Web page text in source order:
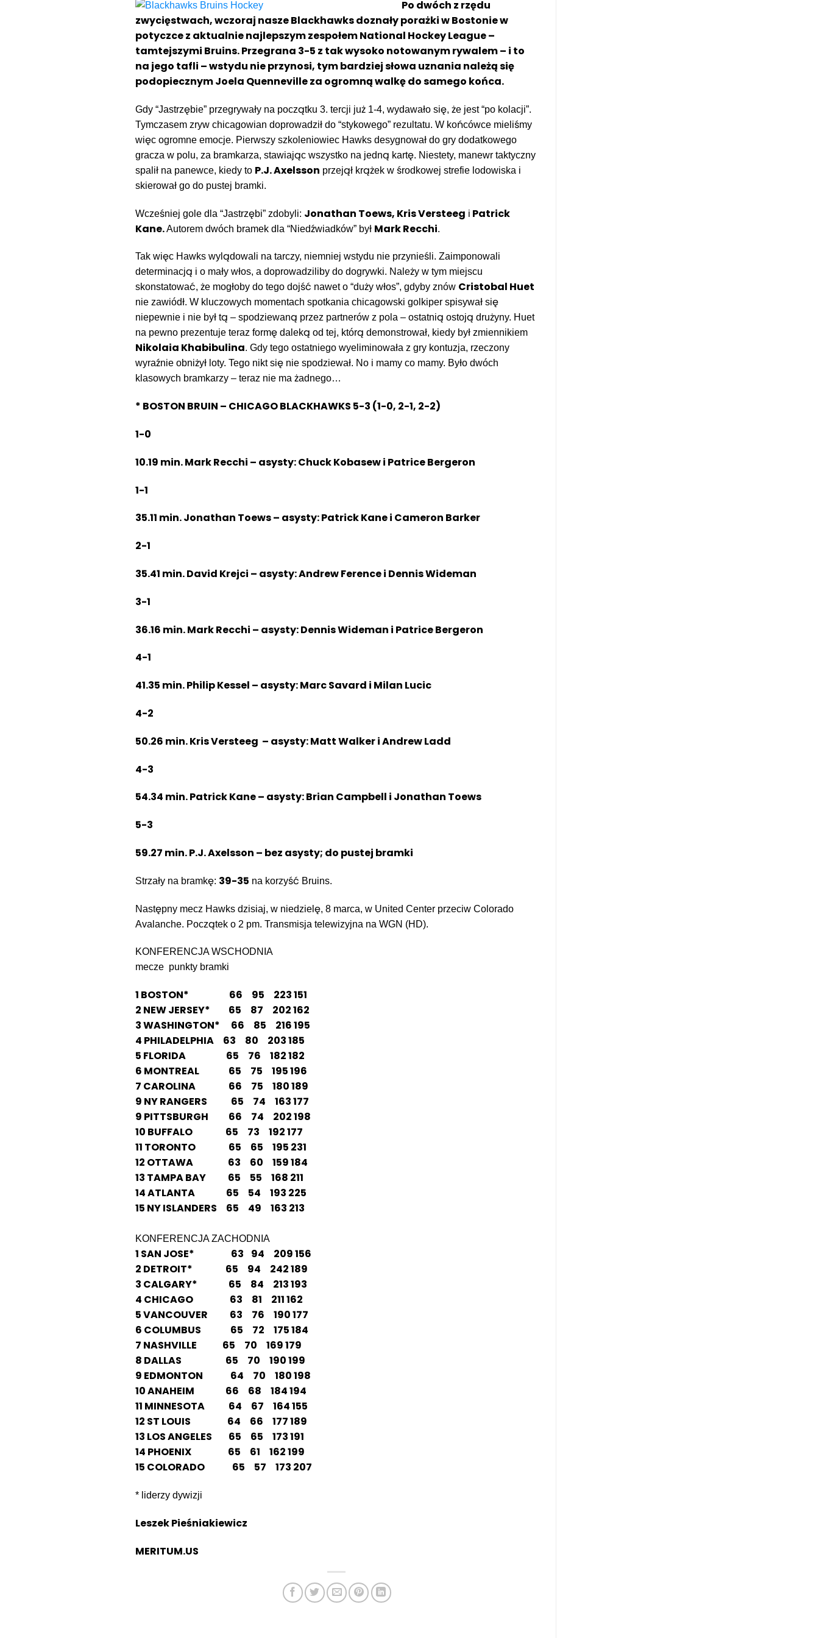
Po dwóch z rzędu
zwycięstwach, wczoraj nasze Blackhawks doznały porażki w Bostonie w
potyczce z aktualnie najlepszym zespołem National Hockey League –
tamtejszymi Bruins. Przegrana 3-5 z tak wysoko notowanym rywalem – i to
na jego tafli – wstydu nie przynosi, tym bardziej słowa uznania należą się
podopiecznym Joela Quenneville za ogromną walkę do samego końca.
Gdy “Jastrzębie” przegrywały na początku 3. tercji już 1-4, wydawało się, że jest “po kolacji”.
Tymczasem zryw chicagowian doprowadził do “stykowego” rezultatu. W końcówce mieliśmy
więc ogromne emocje. Pierwszy szkoleniowiec Hawks desygnował do gry dodatkowego
gracza w polu, za bramkarza, stawiając wszystko na jedną kartę. Niestety, manewr taktyczny
spalił na panewce, kiedy to P.J. Axelsson przejął krążek w środkowej strefie lodowiska i
skierował go do pustej bramki.
Wcześniej gole dla “Jastrzębi” zdobyli: Jonathan Toews, Kris Versteeg i Patrick
Kane.Autorem dwóch bramek dla “Niedźwiadków” był Mark Recchi.
Tak więc Hawks wylądowali na tarczy, niemniej wstydu nie przynieśli. Zaimponowali
determinacją i o mały włos, a doprowadziliby do dogrywki. Należy w tym miejscu
skonstatować, że mogłoby do tego dojść nawet o “duży włos”, gdyby znów Cristobal Huet
nie zawiódł. W kluczowych momentach spotkania chicagowski golkiper spisywał się
niepewnie i nie był tą – spodziewaną przez partnerów z pola – ostatnią ostoją drużyny. Huet
na pewno prezentuje teraz formę daleką od tej, którą demonstrował, kiedy był zmiennikiem
Nikolaia Khabibulina. Gdy tego ostatniego wyeliminowała z gry kontuzja, rzeczony
wyraźnie obniżył loty. Tego nikt się nie spodziewał. No i mamy co mamy. Było dwóch
klasowych bramkarzy – teraz nie ma żadnego…
* BOSTON BRUIN – CHICAGO BLACKHAWKS 5-3 (1-0, 2-1, 2-2)
1-0
10.19 min. Mark Recchi – asysty: Chuck Kobasew i Patrice Bergeron
1-1
35.11 min. Jonathan Toews – asysty: Patrick Kane i Cameron Barker
2-1
35.41 min. David Krejci – asysty: Andrew Ference i Dennis Wideman
3-1
36.16 min. Mark Recchi – asysty: Dennis Wideman i Patrice Bergeron
4-1
41.35 min. Philip Kessel – asysty: Marc Savard i Milan Lucic
4-2
50.26 min. Kris Versteeg – asysty: Matt Walker i Andrew Ladd
4-3
54.34 min. Patrick Kane – asysty: Brian Campbell i Jonathan Toews
5-3
59.27 min. P.J. Axelsson – bez asysty; do pustej bramki
Strzały na bramkę: 39-35 na korzyść Bruins.
Następny mecz Hawks dzisiaj, w niedzielę, 8 marca, w United Center przeciw Colorado
Avalanche. Początek o 2 pm. Transmisja telewizyjna na WGN (HD).
KONFERENCJA WSCHODNIA
mecze punkty bramki
1 BOSTON* 66 95 223 151
2 NEW JERSEY* 65 87 202 162
3 WASHINGTON* 66 85 216 195
4 PHILADELPHIA 63 80 203 185
5 FLORIDA 65 76 182 182
6 MONTREAL 65 75 195 196
7 CAROLINA 66 75 180 189
9 NY RANGERS 65 74 163 177
9 PITTSBURGH 66 74 202 198
10 BUFFALO 65 73 192 177
11 TORONTO 65 65 195 231
12 OTTAWA 63 60 159 184
13 TAMPA BAY 65 55 168 211
14 ATLANTA 65 54 193 225
15 NY ISLANDERS 65 49 163 213
KONFERENCJA ZACHODNIA
1 SAN JOSE* 63 94 209 156
2 DETROIT* 65 94 242 189
3 CALGARY* 65 84 213 193
4 CHICAGO 63 81 211 162
5 VANCOUVER 63 76 190 177
6 COLUMBUS 65 72 175 184
7 NASHVILLE 65 70 169 179
8 DALLAS 65 70 190 199
9 EDMONTON 64 70 180 198
10 ANAHEIM 66 68 184 194
11 MINNESOTA 64 67 164 155
12 ST LOUIS 64 66 177 189
13 LOS ANGELES 65 65 173 191
14 PHOENIX 65 61 162 199
15 COLORADO 65 57 173 207
* liderzy dywizji
Leszek Pieśniakiewicz
MERITUM.US